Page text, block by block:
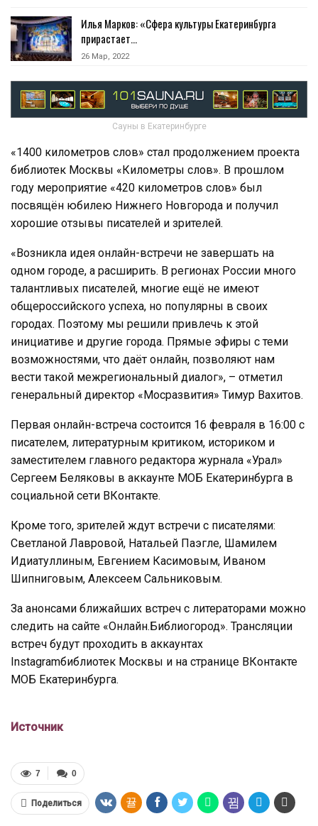
Илья Марков: «Сфера культуры Екатеринбурга
прирастает…
26 Мар, 2022
Сауны в Екатеринбурге
«1400 километров слов» стал продолжением проекта
библиотек Москвы «Километры слов». В прошлом
году мероприятие «420 километров слов» был
посвящён юбилею Нижнего Новгорода и получил
хорошие отзывы писателей и зрителей.
«Возникла идея онлайн-встречи не завершать на
одном городе, а расширить. В регионах России много
талантливых писателей, многие ещё не имеют
общероссийского успеха, но популярны в своих
городах. Поэтому мы решили привлечь к этой
инициативе и другие города. Прямые эфиры с теми
возможностями, что даёт онлайн, позволяют нам
вести такой межрегиональный диалог», – отметил
генеральный директор «Мосразвития» Тимур Вахитов.
Первая онлайн-встреча состоится 16 февраля в 16:00 с
писателем, литературным критиком, историком и
заместителем главного редактора журнала «Урал»
Сергеем Беляковы в аккаунте МОБ Екатеринбурга в
социальной сети ВКонтакте.
Кроме того, зрителей ждут встречи с писателями:
Светланой Лавровой, Натальей Паэгле, Шамилем
Идиатуллиным, Евгением Касимовым, Иваном
Шипниговым, Алексеем Сальниковым.
За анонсами ближайших встреч с литераторами можно
следить на сайте «Онлайн.Библиогород». Трансляции
встреч будут проходить в аккаунтах
Instagramбиблиотек Москвы и на странице ВКонтакте
МОБ Екатеринбурга.
Источник
0
7
Поделиться